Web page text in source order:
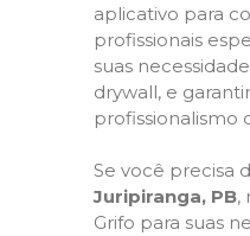
aplicativo para
profissionais
suas
drywall, e
profissionalismo
Se você precisa
Juripiranga, PB,
Grifo para suas